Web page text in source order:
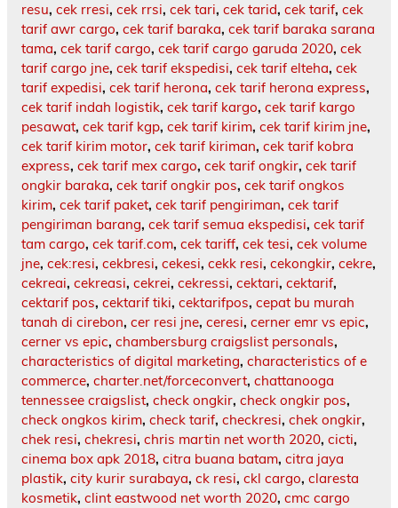
resu, cek rresi, cek rrsi, cek tari, cek tarid, cek tarif, cek
tarif awr cargo, cek tarif baraka, cek tarif baraka sarana
tama, cek tarif cargo, cek tarif cargo garuda 2020, cek
tarif cargo jne, cek tarif ekspedisi, cek tarif elteha, cek
tarif expedisi, cek tarif herona, cek tarif herona express,
cek tarif indah logistik, cek tarif kargo, cek tarif kargo
pesawat, cek tarif kgp, cek tarif kirim, cek tarif kirim jne,
cek tarif kirim motor, cek tarif kiriman, cek tarif kobra
express, cek tarif mex cargo, cek tarif ongkir, cek tarif
ongkir baraka, cek tarif ongkir pos, cek tarif ongkos
kirim, cek tarif paket, cek tarif pengiriman, cek tarif
pengiriman barang, cek tarif semua ekspedisi, cek tarif
tam cargo, cek tarif.com, cek tariff, cek tesi, cek volume
jne, cek:resi, cekbresi, cekesi, cekk resi, cekongkir, cekre,
cekreai, cekreasi, cekrei, cekressi, cektari, cektarif,
cektarif pos, cektarif tiki, cektarifpos, cepat bu murah
tanah di cirebon, cer resi jne, ceresi, cerner emr vs epic,
cerner vs epic, chambersburg craigslist personals,
characteristics of digital marketing, characteristics of e
commerce, charter.net/forceconvert, chattanooga
tennessee craigslist, check ongkir, check ongkir pos,
check ongkos kirim, check tarif, checkresi, chek ongkir,
chek resi, chekresi, chris martin net worth 2020, cicti,
cinema box apk 2018, citra buana batam, citra jaya
plastik, city kurir surabaya, ck resi, ckl cargo, claresta
kosmetik, clint eastwood net worth 2020, cmc cargo